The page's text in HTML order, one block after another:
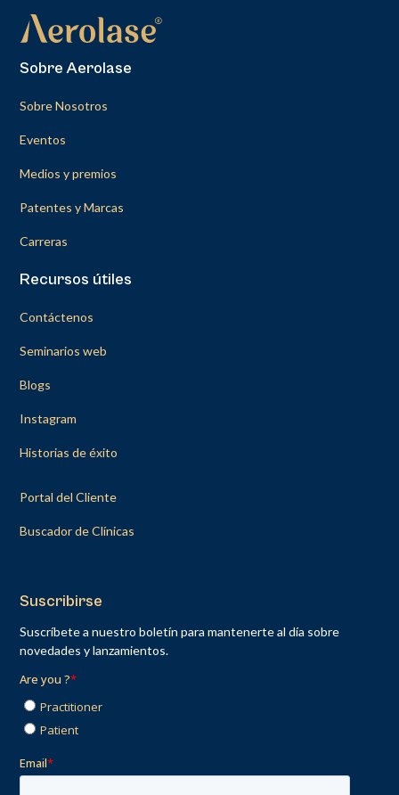
Sobre Aerolase
Sobre Nosotros
Eventos
Medios y premios
Patentes y Marcas
Carreras
Recursos útiles
Contáctenos
Seminarios web
Blogs
Instagram
Historias de éxito
Portal del Cliente
Buscador de Clínicas
Suscribirse
Suscríbete a nuestro boletín para mantenerte al día sobre
novedades y lanzamientos.